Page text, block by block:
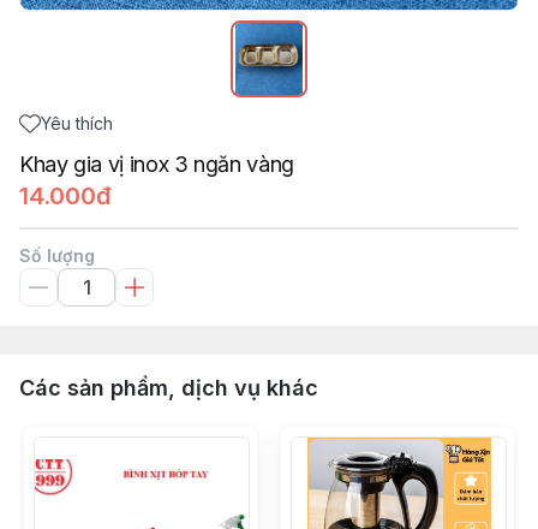
Yêu thích
Khay gia vị inox 3 ngăn vàng
14.000đ
Số lượng
Các sản phẩm, dịch vụ khác